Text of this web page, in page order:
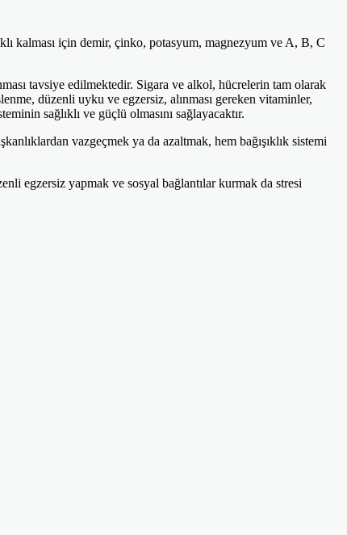
kalması için demir, çinko, potasyum, magnezyum ve A, B, C
tavsiye edilmektedir. Sigara ve alkol, hücrelerin tam olarak
düzenli uyku ve egzersiz, alınması gereken vitaminler,
sağlıklı ve güçlü olmasını sağlayacaktır.
vazgeçmek ya da azaltmak, hem bağışıklık sistemi
egzersiz yapmak ve sosyal bağlantılar kurmak da stresi